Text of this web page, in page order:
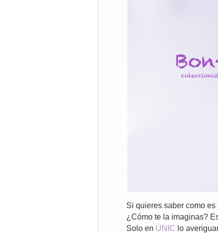
Si quieres saber como
¿Cómo te la imaginas?
Solo en ÚNIC lo